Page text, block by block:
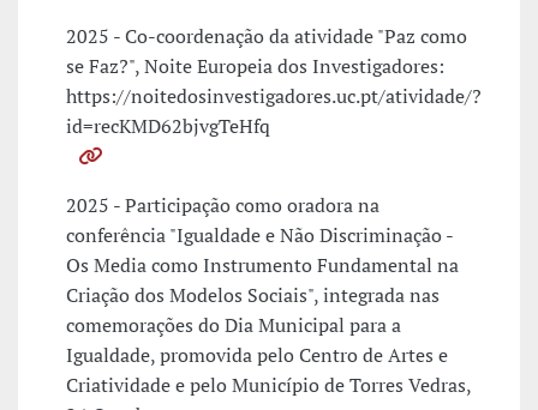
2025 - Co-coordenação da atividade "Paz como
se Faz?", Noite Europeia dos Investigadores:
https://noitedosinvestigadores.uc.pt/atividade/?
id=recKMD62bjvgTeHfq
2025 - Participação como oradora na
conferência "Igualdade e Não Discriminação -
Os Media como Instrumento Fundamental na
Criação dos Modelos Sociais", integrada nas
comemorações do Dia Municipal para a
Igualdade, promovida pelo Centro de Artes e
Criatividade e pelo Município de Torres Vedras,